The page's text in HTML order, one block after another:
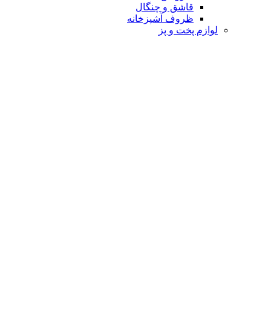
قاشق و چنگال
ظروف آشپزخانه
لوازم پخت و پز